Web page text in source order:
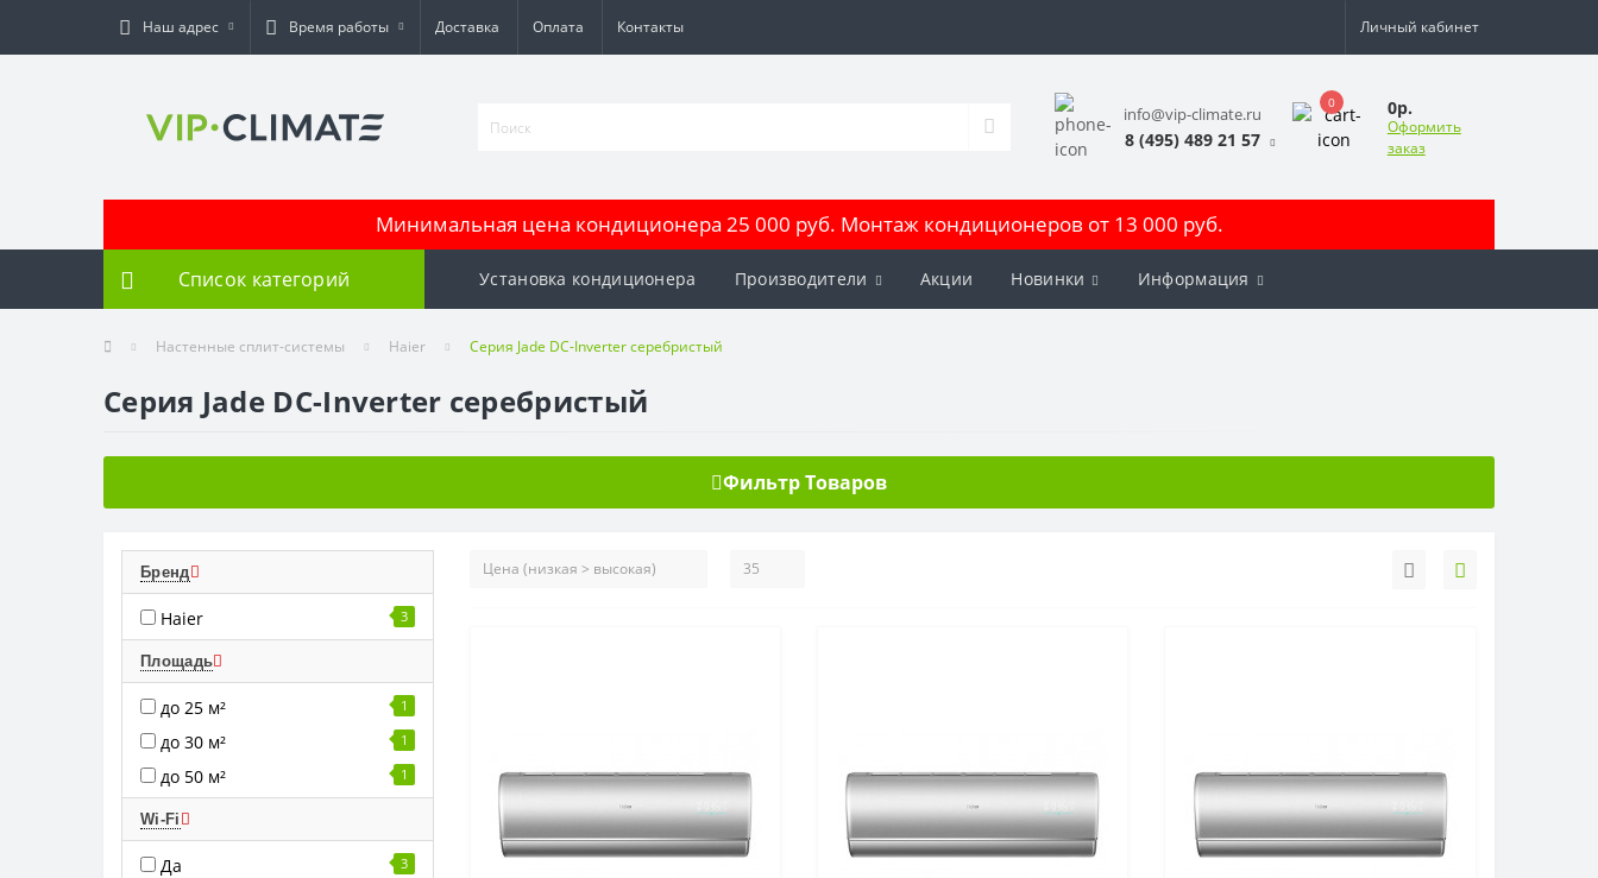
Наш адрес Время работы Доставка Оплата Контакты Личный кабинет
info@vip-climate.ru
8 (495) 489 21 57
0 0р.
Оформить
заказ
Минимальная цена кондиционера 25 000 руб. Монтаж кондиционеров от 13 000 руб.
Список категорий Установка кондиционера Производители Акции Новинки Информация
Настенные сплит-системы Haier Серия Jade DC-Inverter серебристый
Серия Jade DC-Inverter серебристый
Фильтр Товаров
Бренд
Haier 3
Площадь
до 25 м² 1
до 30 м² 1
до 50 м² 1
Wi-Fi
Да 3